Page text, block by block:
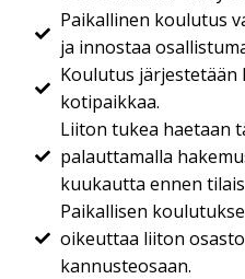
Paikallinen koulutus
ja innostaa
Koulutus järjestetään
kotipaikkaa.
Liiton tukea haetaan
palauttamalla
kuukautta ennen
Paikallisen
oikeuttaa liiton
kannusteosaan.